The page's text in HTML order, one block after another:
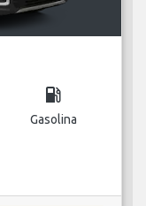
local_gas_station
Gasolina